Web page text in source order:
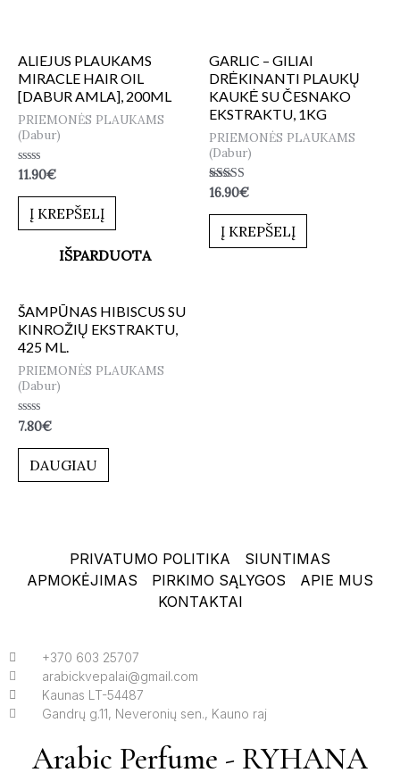
ALIEJUS PLAUKAMS
MIRACLE HAIR OIL
[DABUR AMLA], 200ML
PRIEMONĖS PLAUKAMS
(Dabur)
Įvertinimas:
iš
11.90€
Į KREPŠELĮ
GARLIC – GILIAI
DRĖKINANTI PLAUKŲ
KAUKĖ SU ČESNAKO
EKSTRAKTU, 1KG
PRIEMONĖS PLAUKAMS
(Dabur)
Įvertinimas:
iš 5
16.90€
Į KREPŠELĮ
IŠPARDUOTA
ŠAMPŪNAS HIBISCUS SU
KINROŽIŲ EKSTRAKTU,
425 ML.
PRIEMONĖS PLAUKAMS
(Dabur)
Įvertinimas:
0
iš
7.80€
DAUGIAU
PRIVATUMO POLITIKA
SIUNTIMAS
APMOKĖJIMAS
PIRKIMO SĄLYGOS
APIE MUS
KONTAKTAI
+370 603 25707
arabickvepalai@gmail.com
Kaunas LT-54487
Gandrų g.11, Neveronių sen., Kauno raj
Arabic Perfume - RYHANA